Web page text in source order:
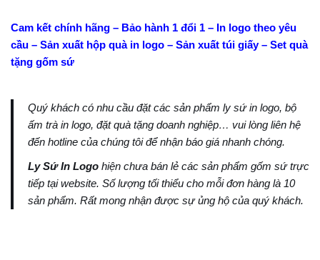
Cam kết chính hãng – Bảo hành 1 đổi 1 – In logo theo yêu
cầu – Sản xuất hộp quà in logo – Sản xuất túi giấy – Set quà
tặng gốm sứ
Quý khách có nhu cầu đặt các sản phẩm ly sứ in logo, bộ
ấm trà in logo, đặt quà tặng doanh nghiệp… vui lòng liên hệ
đến hotline của chúng tôi để nhận báo giá nhanh chóng.
Ly Sứ In Logo hiện chưa bán lẻ các sản phẩm gốm sứ trực
tiếp tại website. Số lượng tối thiểu cho mỗi đơn hàng là 10
sản phẩm. Rất mong nhận được sự ủng hộ của quý khách.